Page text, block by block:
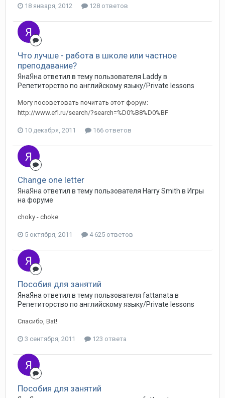
18 января, 2012 128 ответов
Что лучше - работа в школе или частное
преподавание?
ЯнаЯна ответил в тему пользователя Laddy в
Репетиторство по английскому языку/Private lessons
Могу посоветовать почитать этот форум:
http://www.efl.ru/search/?search=%D0%B8%D0%BF
10 декабря, 2011 166 ответов
Change one letter
ЯнаЯна ответил в тему пользователя Harry Smith в Игры
на форуме
choky - choke
5 октября, 2011 4 625 ответов
Пособия для занятий
ЯнаЯна ответил в тему пользователя fattanata в
Репетиторство по английскому языку/Private lessons
Спасибо, Bat!
3 сентября, 2011 123 ответа
Пособия для занятий